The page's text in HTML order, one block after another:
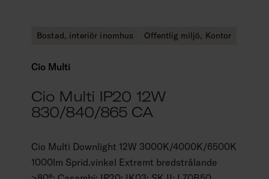
Bostad, interiör inomhus Offentlig miljö, Kontor
Cio Multi
Cio Multi IP20 12W
830/840/865 CA
Cio Multi Downlight 12W 3000K/4000K/6500K
1000lm Sprid.vinkel Extremt bredstrålande